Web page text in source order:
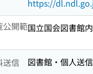
https://
公開範国立国会図書館
送信 図書館・個人送